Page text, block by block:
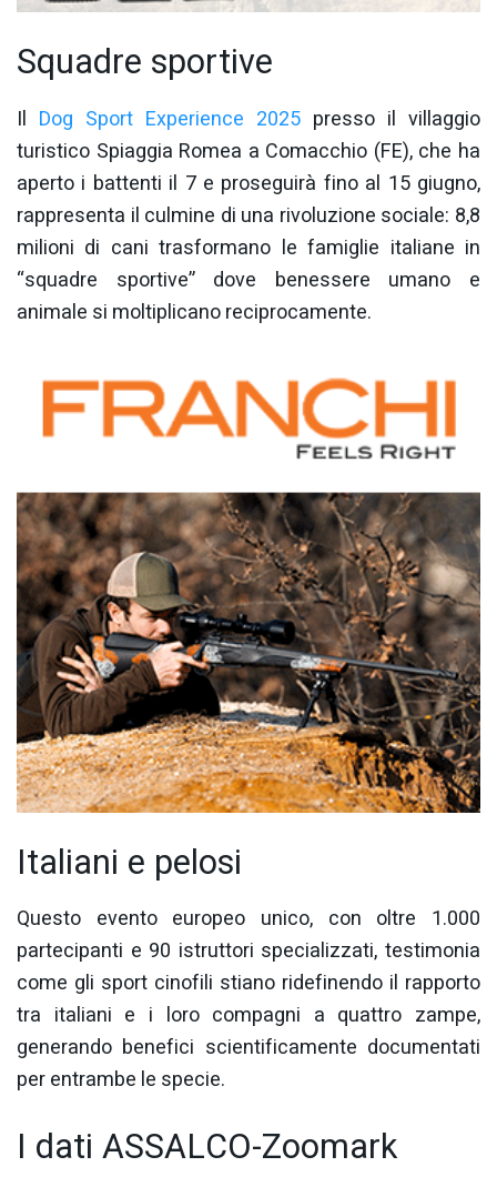
Squadre sportive
Il Dog Sport Experience 2025 presso il villaggio
turistico Spiaggia Romea a Comacchio (FE), che ha
aperto i battenti il 7 e proseguirà fino al 15 giugno,
rappresenta il culmine di una rivoluzione sociale: 8,8
milioni di cani trasformano le famiglie italiane in
“squadre sportive” dove benessere umano e
animale si moltiplicano reciprocamente.
Italiani e pelosi
Questo evento europeo unico, con oltre 1.000
partecipanti e 90 istruttori specializzati, testimonia
come gli sport cinofili stiano ridefinendo il rapporto
tra italiani e i loro compagni a quattro zampe,
generando benefici scientificamente documentati
per entrambe le specie.
I dati ASSALCO-Zoomark